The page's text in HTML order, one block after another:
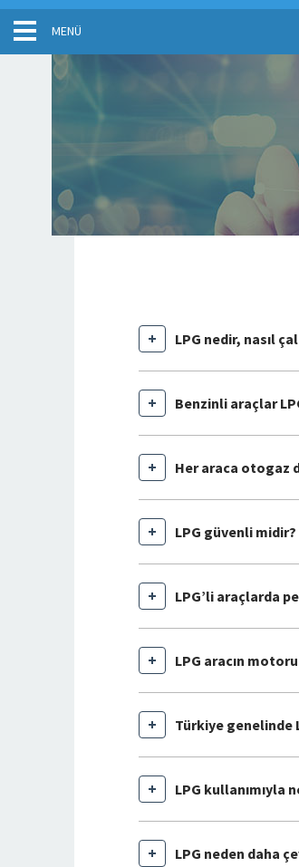
LPG nedir, nasıl
Benzinli araçlar
Her araca otogaz
LPG güvenli midir?
LPG’li araçlarda
LPG aracın
Türkiye genelinde
LPG kullanımıyla
LPG neden daha